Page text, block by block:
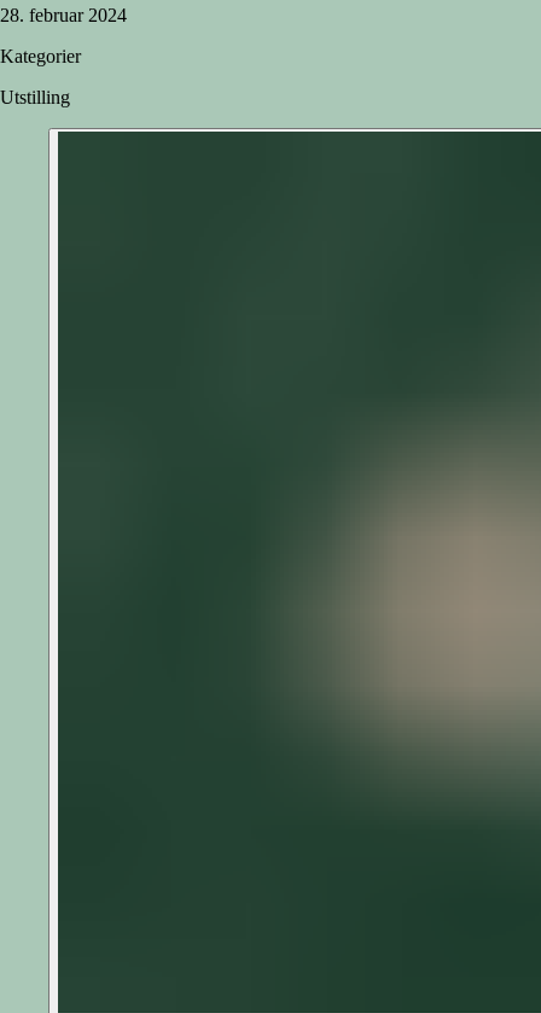
28. februar 2024
Kategorier
Utstilling